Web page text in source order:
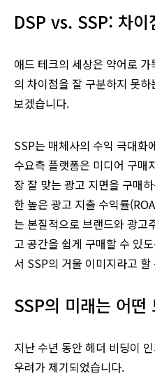
DSP vs. SSP: 차이
애드 테크의 세상은 약어로
의 차이점을 잘 구분하지 못
보겠습니다.
SSP는 매체사의 수익 극대화
수요측 플랫폼은 미디어 구매
장 잘 맞는 광고 지면을 구매
한 높은 광고 지출 수익률
는 본질적으로 브랜드와 광고
고 공간을 쉽게 구매할 수 있
서 SSP의 거울 이미지라고
SSP의 미래는 어떤
지난 수년 동안 헤더 비딩이
우려가 제기되었습니다.